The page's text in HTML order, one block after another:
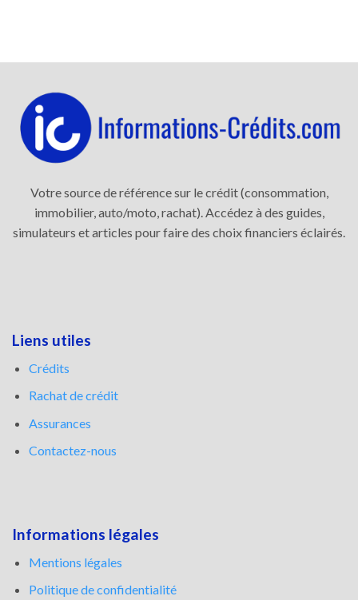
Votre source de référence sur le crédit (consommation,
immobilier, auto/moto, rachat). Accédez à des guides,
simulateurs et articles pour faire des choix financiers éclairés.
Liens utiles
Crédits
Rachat de crédit
Assurances
Contactez-nous
Informations légales
Mentions légales
Politique de confidentialité